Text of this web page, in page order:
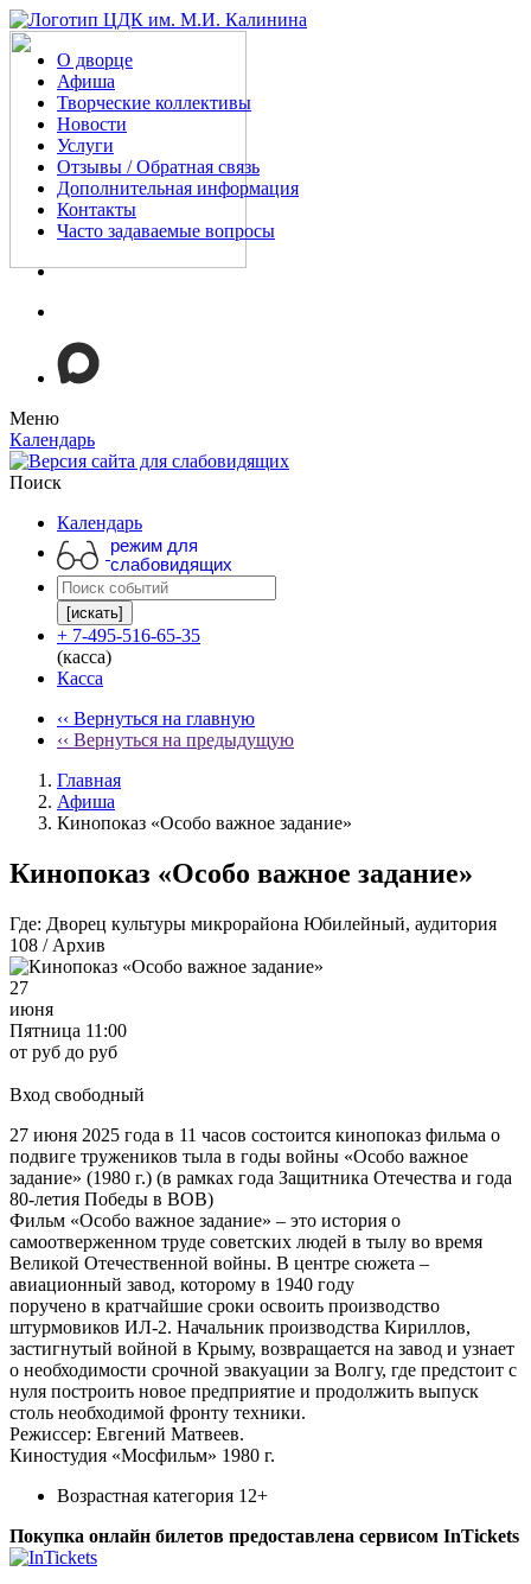
О дворце
Афиша
Творческие коллективы
Новости
Услуги
Отзывы / Обратная связь
Дополнительная информация
Контакты
Часто задаваемые вопросы
Меню
Календарь
Поиск
Календарь
режим для
слабовидящих
[искать]
+ 7-495-516-65-35
(касса)
Касса
‹‹ Вернуться на главную
‹‹ Вернуться на предыдущую
Главная
Афиша
Кинопоказ «Особо важное задание»
Кинопоказ «Особо важное задание»
Где: Дворец культуры микрорайона Юбилейный, аудитория
108 / Архив
27
июня
Пятница 11:00
от руб до руб
Вход свободный
27 июня 2025 года в 11 часов состоится кинопоказ фильма о
подвиге тружеников тыла в годы войны «Особо важное
задание» (1980 г.) (в рамках года Защитника Отечества и года
80-летия Победы в ВОВ)
Фильм «Особо важное задание» – это история о
самоотверженном труде советских людей в тылу во время
Великой Отечественной войны. В центре сюжета –
авиационный завод, которому в 1940 году
поручено в кратчайшие сроки освоить производство
штурмовиков ИЛ-2. Начальник производства Кириллов,
застигнутый войной в Крыму, возвращается на завод и узнает
о необходимости срочной эвакуации за Волгу, где предстоит с
нуля построить новое предприятие и продолжить выпуск
столь необходимой фронту техники.
Режиссер: Евгений Матвеев.
Киностудия «Мосфильм» 1980 г.
Возрастная категория 12+
Покупка онлайн билетов предоставлена сервисом InTickets